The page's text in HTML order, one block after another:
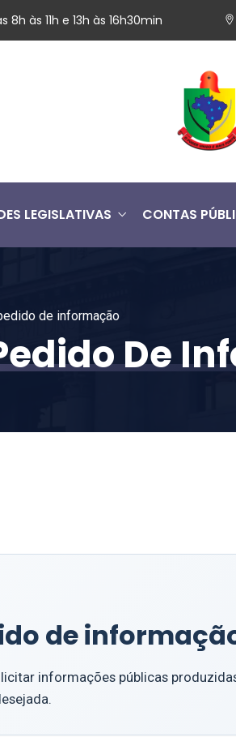
às 11h e 13h às 16h30min
LEGISLATIVAS CONTAS
de informação
De
de
informações públicas